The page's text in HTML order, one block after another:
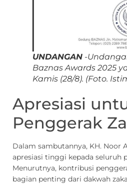
UNDANGAN -
Baznas Awards 2025
Kamis (28/8). (Foto.
Apresiasi
Penggerak
Dalam sambutannya, KH. Noor
apresiasi tinggi kepada seluruh
Menurutnya, kontribusi
bagian penting dari dakwah